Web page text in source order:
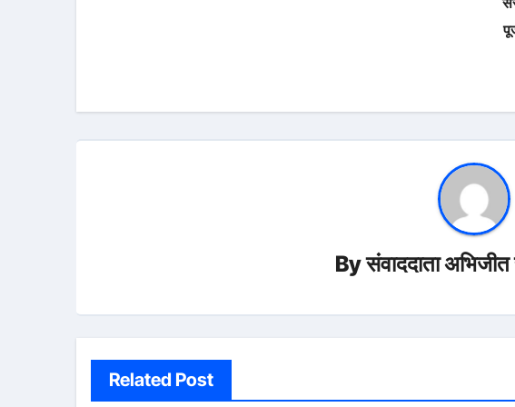
Byसंवाददाता
Related Post